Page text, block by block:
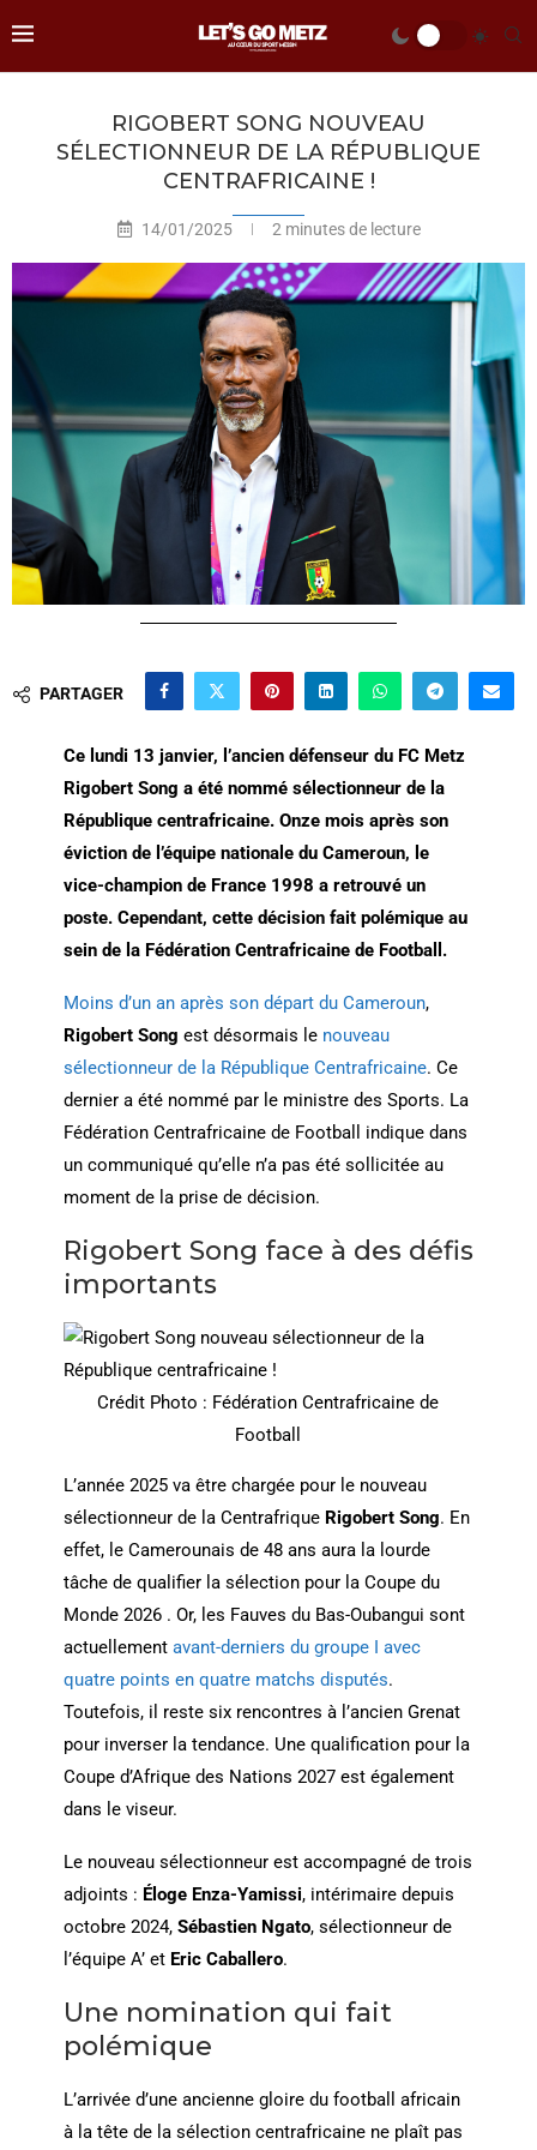
RIGOBERT SONG NOUVEAU
SÉLECTIONNEUR DE LA RÉPUBLIQUE
CENTRAFRICAINE !
14/01/2025 2 minutes de lecture
PARTAGER
Ce lundi 13 janvier, l’ancien défenseur du FC Metz
Rigobert Song a été nommé sélectionneur de la
République centrafricaine. Onze mois après son
éviction de l’équipe nationale du Cameroun, le
vice-champion de France 1998 a retrouvé un
poste. Cependant, cette décision fait polémique au
sein de la Fédération Centrafricaine de Football.
Moins d’un an après son départ du Cameroun,
Rigobert Song est désormais le nouveau
sélectionneur de la République Centrafricaine. Ce
dernier a été nommé par le ministre des Sports. La
Fédération Centrafricaine de Football indique dans
un communiqué qu’elle n’a pas été sollicitée au
moment de la prise de décision.
Rigobert Song face à des défis
importants
Crédit Photo : Fédération Centrafricaine de
Football
L’année 2025 va être chargée pour le nouveau
sélectionneur de la Centrafrique Rigobert Song. En
effet, le Camerounais de 48 ans aura la lourde
tâche de qualifier la sélection pour la Coupe du
Monde 2026 . Or, les Fauves du Bas-Oubangui sont
actuellement avant-derniers du groupe I avec
quatre points en quatre matchs disputés.
Toutefois, il reste six rencontres à l’ancien Grenat
pour inverser la tendance. Une qualification pour la
Coupe d’Afrique des Nations 2027 est également
dans le viseur.
Le nouveau sélectionneur est accompagné de trois
adjoints : Éloge Enza-Yamissi, intérimaire depuis
octobre 2024, Sébastien Ngato, sélectionneur de
l’équipe A’ et Eric Caballero.
Une nomination qui fait
polémique
L’arrivée d’une ancienne gloire du football africain
à la tête de la sélection centrafricaine ne plaît pas